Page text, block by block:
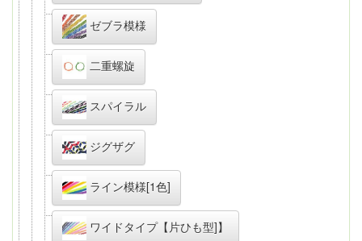
ゼブラ模様
二重螺旋
スパイラル
ジグザグ
ライン模様[1色]
ワイドタイプ【片ひも型]】